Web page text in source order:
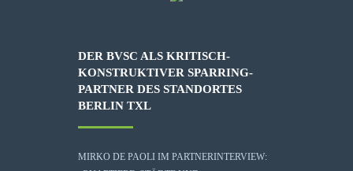
DER BVSC ALS KRITISCH-
KONSTRUKTIVER SPARRING-
PARTNER DES STANDORTES
BERLIN TXL
MIRKO DE PAOLI IM PARTNERINTERVIEW: